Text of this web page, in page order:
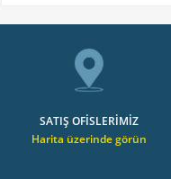
SATIŞ OFİSLERİMİZ
Harita üzerinde görün